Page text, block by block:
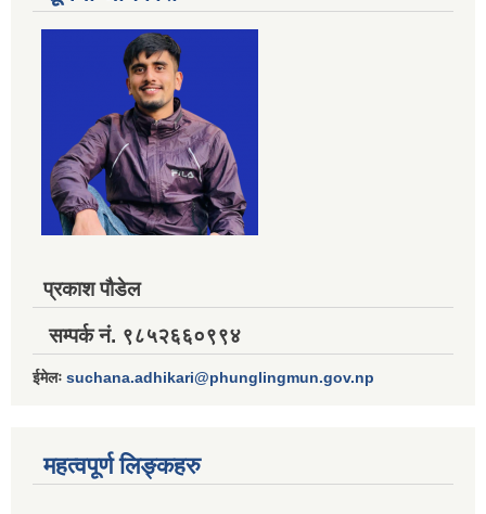
प्रकाश पौडेल
सम्पर्क नं. ९८५२६६०९९४
ईमेलः suchana.adhikari@phunglingmun.gov.np
महत्वपूर्ण लिङ्कहरु